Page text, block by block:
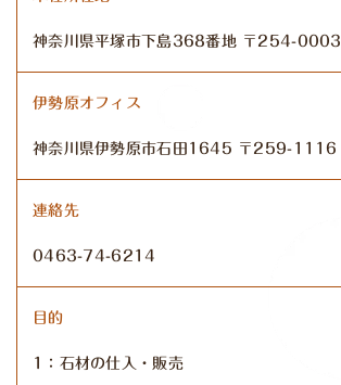
神奈川県平塚市下島368番地 〒254-0003
伊勢原オフィス
神奈川県伊勢原市石田1645 〒259-1116
連絡先
0463-74-6214
目的
1：石材の仕入・販売